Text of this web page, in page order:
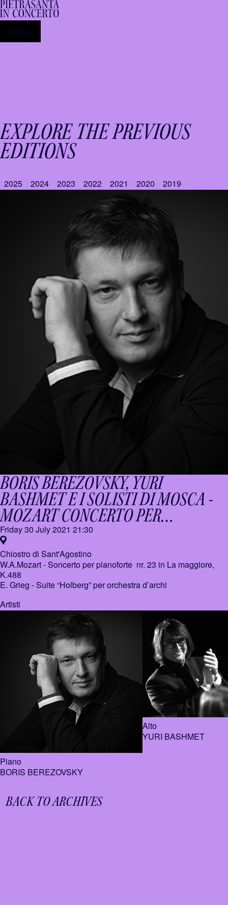
Menu
EXPLORE THE PREVIOUS
EDITIONS
2025 2024 2023 2022 2021 2020 2019
BORIS BEREZOVSKY, YURI
BASHMET E I SOLISTI DI MOSCA -
MOZART CONCERTO PER
PIANOFORTE
Friday 30 July 2021 21:30
Chiostro di Sant'Agostino
W.A.Mozart - Soncerto per pianoforte nr. 23 in La maggiore,
K.488
E. Grieg - Suite “Holberg” per orchestra d’archi
Artisti
Piano
BORIS BEREZOVSKY
Alto
YURI BASHMET
BACK TO ARCHIVES